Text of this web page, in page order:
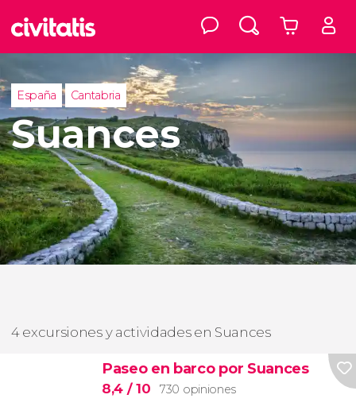
España Cantabria
Suances
4 excursiones y actividades en Suances
Paseo en barco por Suances
8,4 / 10 730 opiniones